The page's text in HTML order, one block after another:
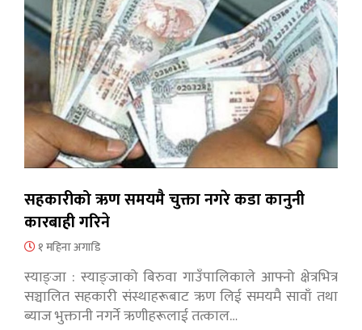
सहकारीको ऋण समयमै चुक्ता नगरे कडा कानुनी
कारबाही गरिने
१ महिना अगाडि
स्याङ्जा : स्याङ्जाको बिरुवा गाउँपालिकाले आफ्नो क्षेत्रभित्र
सञ्चालित सहकारी संस्थाहरूबाट ऋण लिई समयमै सावाँ तथा
ब्याज भुक्तानी नगर्ने ऋणीहरूलाई तत्काल…